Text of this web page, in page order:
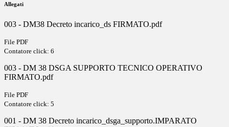
Allegati
003 - DM38 Decreto incarico_ds FIRMATO.pdf
File PDF
Contatore click: 6
003 - DM 38 DSGA SUPPORTO TECNICO OPERATIVO
FIRMATO.pdf
File PDF
Contatore click: 5
001 - DM 38 Decreto incarico_dsga_supporto.IMPARATO